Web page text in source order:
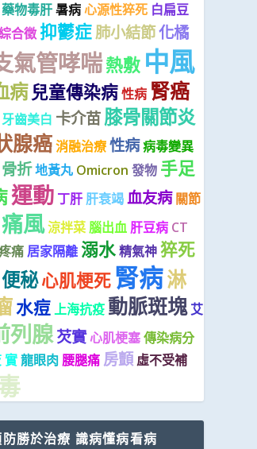
藥物毒肝暑病心源性猝死 白扁豆
合徵 抑鬱症肺小結節化橘
氣管哮喘熱敷 中風
病 兒童傳染病性病 腎癌
牙齒美白 卡介苗膝骨關節炎
腺癌消融治療性病病毒變異
骨折地黃丸 Omicron 發物 手足
運動 丁肝 肝衰竭血友病 關節
痛風涼拌菜腦出血 肝豆病 CT
痛 居家隔離溺水精氣神猝死
便秘心肌梗死 腎病淋
水痘上海抗疫 動脈斑塊 艾
列腺芡實心肌梗塞傳染病分
實龍眼肉腰腿痛 房顫 虛不受補
勝於治療 識病懂病看病